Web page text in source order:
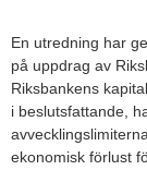
En utredning har
på uppdrag av
Riksbankens
i beslutsfattande,
ekonomisk förlust